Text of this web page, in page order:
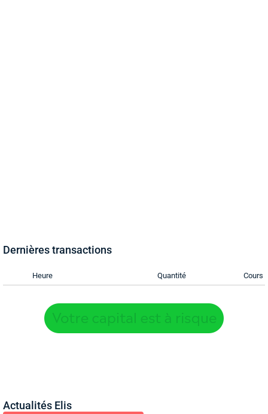
Dernières transactions
Heure Quantité Cours
Actualités Elis